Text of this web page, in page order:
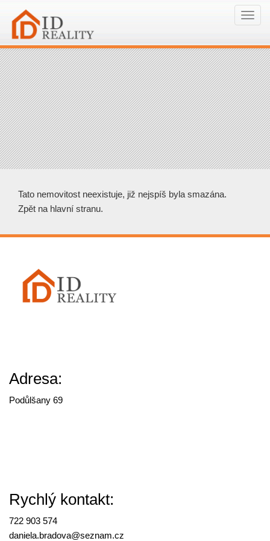
Tato nemovitost neexistuje, již nejspíš byla smazána.
Zpět na hlavní stranu.
Adresa:
Podůlšany 69
Rychlý kontakt:
722 903 574
daniela.bradova@seznam.cz